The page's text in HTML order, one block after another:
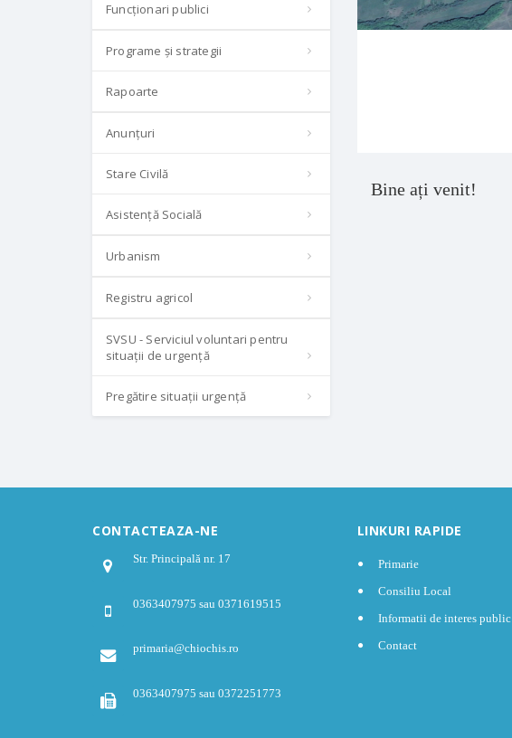
Funcționari publici
Programe și strategii
Rapoarte
Anunțuri
Stare Civilă
Asistență Socială
Urbanism
Registru agricol
SVSU - Serviciul voluntari pentru
situații de urgență
Pregătire situații urgență
Bine ați venit!
CONTACTEAZA-NE
Str. Principală nr. 17
0363407975 sau 0371619515
primaria@chiochis.ro
0363407975 sau 0372251773
LINKURI RAPIDE
Primarie
Consiliu Local
Informatii de interes public
Contact